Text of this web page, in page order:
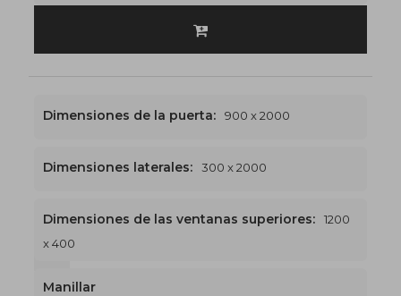
Dimensiones de la puerta: 900 x 2000
Dimensiones laterales: 300 x 2000
Dimensiones de las ventanas superiores:
1200
x 400
Manillar